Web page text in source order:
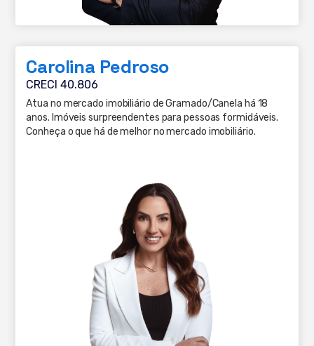
Carolina Pedroso
CRECI 40.806
Atua no mercado imobiliário de Gramado/Canela há 18
anos. Imóveis surpreendentes para pessoas formidáveis.
Conheça o que há de melhor no mercado imobiliário.